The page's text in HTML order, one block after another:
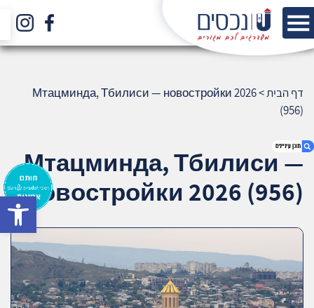
1. Мтацминда, Тбилиси — новостройки
3. שאלתם ? ענינו !
דף הבית>
Мтацминда, Тбилиси — новостройки 2026
(956)
Мтацминда, Тбилиси —
новостройки 2026 (956)